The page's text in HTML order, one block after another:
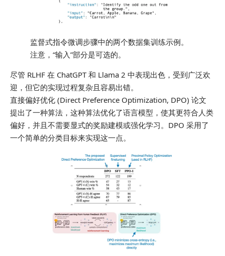
监督式指令微调步骤中的两个数据集训练示例。
注意，“输入”部分是可选的。
尽管 RLHF 在 ChatGPT 和 Llama 2 中表现出色，受到广泛欢
迎，但它的实现过程复杂且容易出错。
直接偏好优化 (Direct Preference Optimization, DPO) 论文
提出了一种算法，这种算法优化了语言模型，使其更符合人类
偏好，并且不需要显式的奖励建模或强化学习。DPO 采用了
一个简单的分类目标来实现这一点。